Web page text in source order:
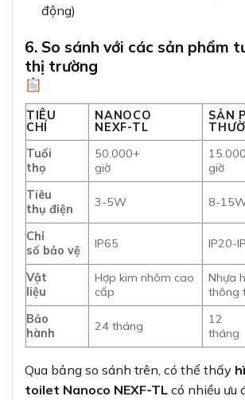
động)
6. So sánh với các sản phẩm
thị trường
TIÊU
CHÍ
NANOCO
NEXF-TL
SẢN
Tuổi
thọ
50.000+
giờ
giờ
Tiêu
thụ điện
3-5W 8-
Chỉ
số bảo vệ
IP65 IP20-
Vật
liệu
Hợp kim nhôm cao
cấp
Nhựa
thông
Bảo
hành
24 tháng
12
tháng
Qua bảng so sánh trên, có thể thấy
toilet Nanoco NEXF-TL có nhiều ưu